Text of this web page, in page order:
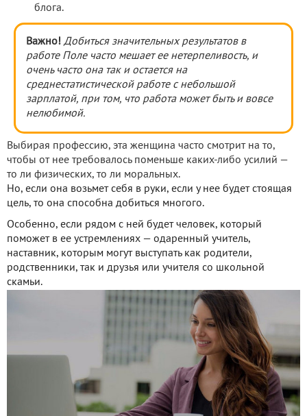
блога.
Важно! Добиться значительных результатов в
работе Поле часто мешает ее нетерпеливость, и
очень часто она так и остается на
среднестатистической работе с небольшой
зарплатой, при том, что работа может быть и вовсе
нелюбимой.
Выбирая профессию, эта женщина часто смотрит на то,
чтобы от нее требовалось поменьше каких-либо усилий —
то ли физических, то ли моральных.
Но, если она возьмет себя в руки, если у нее будет стоящая
цель, то она способна добиться многого.
Особенно, если рядом с ней будет человек, который
поможет в ее устремлениях — одаренный учитель,
наставник, которым могут выступать как родители,
родственники, так и друзья или учителя со школьной
скамьи.